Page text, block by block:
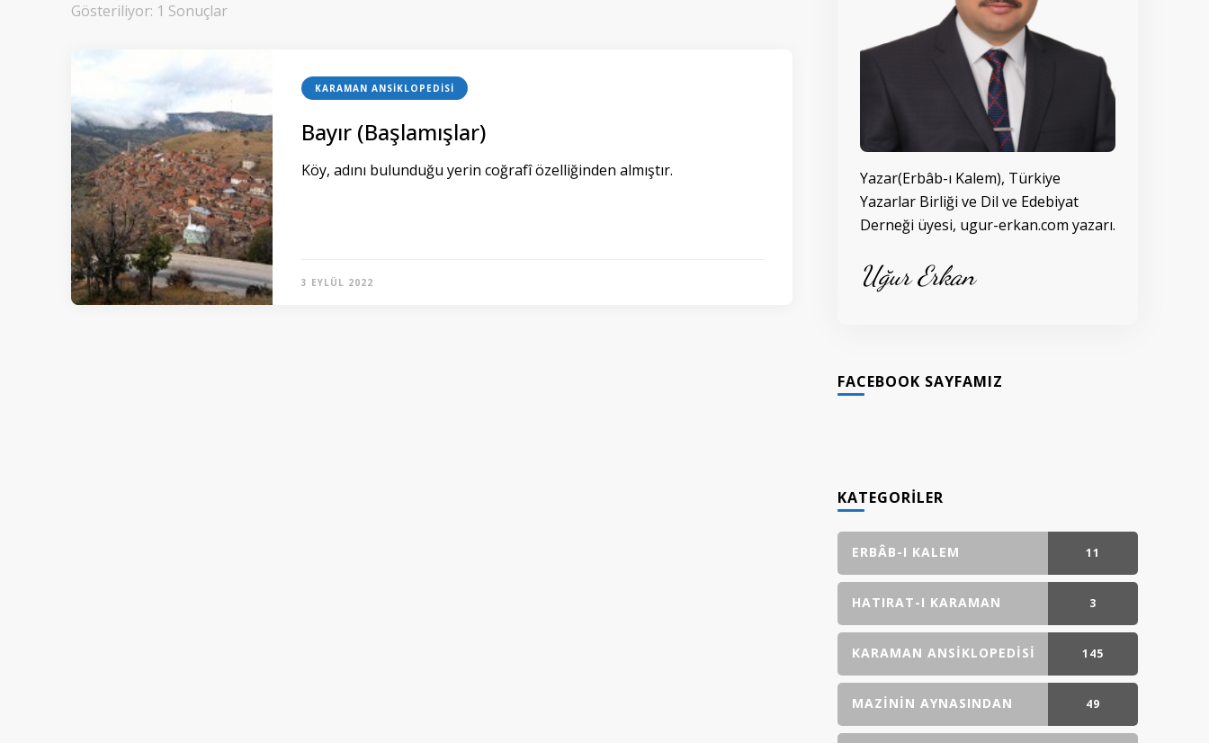
Gösteriliyor: 1 Sonuçlar
KARAMAN ANSIKLOPEDISI
Bayır (Başlamışlar)
Köy, adını bulunduğu yerin coğrafî özelliğinden almıştır.
3 EYLÜL 2022
Yazar(Erbâb-ı Kalem), Türkiye
Yazarlar Birliği ve Dil ve Edebiyat
Derneği üyesi, ugur-erkan.com yazarı.
Uğur Erkan
FACEBOOK SAYFAMIZ
KATEGORILER
ERBÂB-I KALEM 11
GÖNDERI(LER)
HATIRAT-I KARAMAN 3
GÖNDERI(LER)
KARAMAN ANSIKLOPEDISI 145
GÖNDERI(LER)
MAZININ AYNASINDAN 49